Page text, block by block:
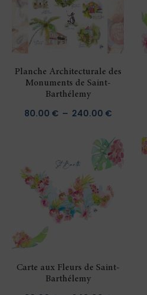
Planche Architecturale des
Monuments de Saint-
Barthélemy
80.00 € – 240.00 €Plage
prix :
80.00 €
Carte aux Fleurs de Saint-
Barthélemy